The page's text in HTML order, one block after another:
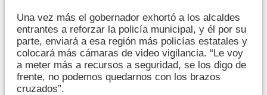
Una vez más el gobernador exhortó a los alcaldes
entrantes a reforzar la policía municipal, y él por su
parte, enviará a esa región más policías estatales y
colocará más cámaras de video vigilancia. “Le voy
a meter más a recursos a seguridad, se los digo de
frente, no podemos quedarnos con los brazos
cruzados”.